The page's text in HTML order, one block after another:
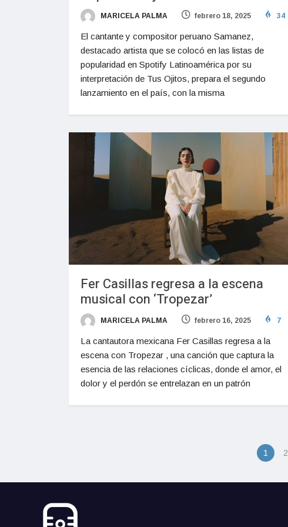
MARICELA PALMA febrero 18, 2025 34
El cantante y compositor peruano Samanez,
destacado artista que se colocó en las listas de
popularidad en Spotify Latinoamérica por su
interpretación de Tus Ojitos, prepara el segundo
lanzamiento en el país, con la misma
Fer Casillas regresa a la escena
musical con ‘Tropezar’
MARICELA PALMA febrero 16, 2025 7
La cantautora mexicana Fer Casillas regresa a la
escena con Tropezar , una canción que captura la
esencia de las relaciones cíclicas, donde el amor, el
dolor y el perdón se entrelazan en un patrón
1 2